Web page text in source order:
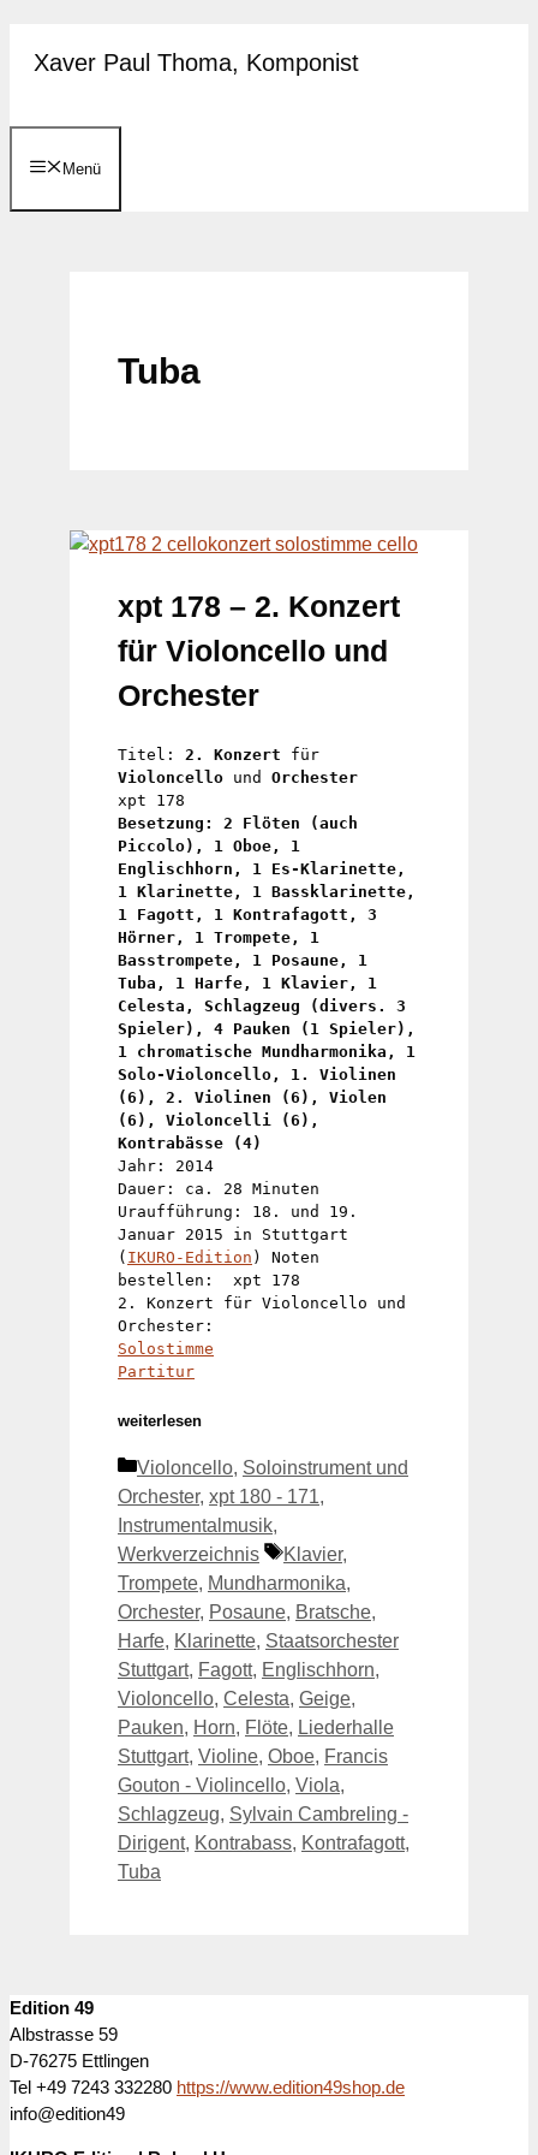
InhaltXaver Paul Thoma, Komponist
Menü
Tuba
xpt 178 – 2. Konzert
für Violoncello und
Orchester
Titel: 2. Konzert
Violoncello und Orchester
xpt 178
Besetzung: 2 Flöten (auch
Piccolo), 1 Oboe, 1
Englischhorn, 1 Es-Klarinette,
1 Klarinette, 1 Bassklarinette,
1 Fagott, 1 Kontrafagott, 3
Hörner, 1 Trompete, 1
Basstrompete, 1 Posaune, 1
Tuba, 1 Harfe, 1 Klavier, 1
Celesta, Schlagzeug (divers. 3
Spieler), 4 Pauken (1 Spieler),
1 chromatische Mundharmonika, 1
Solo-Violoncello, 1. Violinen
(6), 2. Violinen (6), Violen
(6), Violoncelli (6),
Kontrabässe (4)
Jahr: 2014
Dauer: ca. 28 Minuten
Uraufführung: 18. und 19.
Januar 2015 in Stuttgart
( IKURO-Edition ) Noten
bestellen:  xpt 178
2. Konzert für Violoncello und
Orchester:
Solostimme
Partitur
weiterlesen
Kategorien
Violoncello, Soloinstrument und
Orchester, xpt 180 - 171,
Instrumentalmusik,
Werkverzeichnis
Schlagwörter
Klavier,
Trompete, Mundharmonika,
Orchester, Posaune, Bratsche,
Harfe, Klarinette, Staatsorchester
Stuttgart, Fagott, Englischhorn,
Violoncello, Celesta, Geige,
Pauken, Horn, Flöte, Liederhalle
Stuttgart, Violine, Oboe, Francis
Gouton - Violincello, Viola,
Schlagzeug, Sylvain Cambreling -
Dirigent, Kontrabass, Kontrafagott,
Tuba
Edition 49
Albstrasse 59
D-76275 Ettlingen
Tel +49 7243 332280 https://www.edition49shop.de
info@edition49